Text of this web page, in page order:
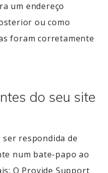
um endereço
ou como
foram corretamente
do seu site
respondida de
num bate-papo ao
O Provide Support